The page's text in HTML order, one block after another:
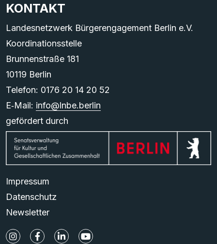
KONTAKT
Landesnetzwerk Bürgerengagement Berlin e.V.
Koordinationsstelle
Brunnenstraße 181
10119 Berlin
Telefon: 0176 20 14 20 52
E‑Mail: info@lnbe.berlin
gefördert durch
Impressum
Newsletter
Datenschutz